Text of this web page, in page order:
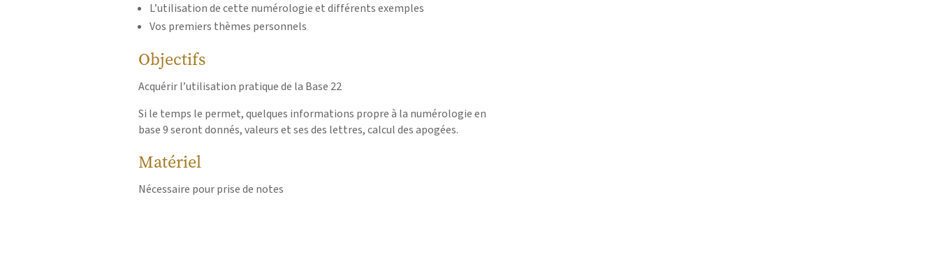
L’utilisation de cette numérologie et différents exemples
Vos premiers thèmes personnels
Objectifs
Acquérir l’utilisation pratique de la Base 22
Si le temps le permet, quelques informations propre à la numérologie en
base 9 seront donnés, valeurs et ses des lettres, calcul des apogées.
Matériel
Nécessaire pour prise de notes